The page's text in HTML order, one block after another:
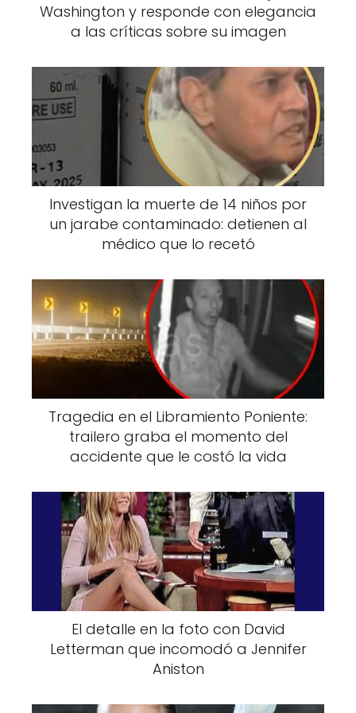
El eczema dishidrótico no tiene una causa
única, pero se han identificado ciertos
factores que pueden favorecer su aparición
o agravar sus síntomas. Entre ellos se
encuentran la predisposición genética, el
estrés emocional, la sudoración excesiva, el
contacto con metales irritantes como el
níquel o el cobalto, y la exposición a climas
cálidos o húmedos. Durante la primavera y el
verano, estas condiciones se combinan,
o severos en algunas personas.
Además, en esta época del año se
incrementa la presencia de alérgenos como
el polen, lo que también puede generar
reacciones en personas con tendencia a
desarrollar este tipo de dermatitis. El
aumento de la transpiración también influye,
ya que puede alterar la barrera cutánea y
Washington y responde con elegancia
a las críticas sobre su imagen
Investigan la muerte de 14 niños por
un jarabe contaminado: detienen al
médico que lo recetó
Tragedia en el Libramiento Poniente:
trailero graba el momento del
accidente que le costó la vida
El detalle en la foto con David
Letterman que incomodó a Jennifer
Aniston